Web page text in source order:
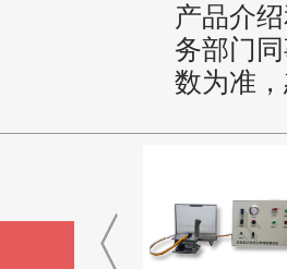
产品介
务部门
数为准